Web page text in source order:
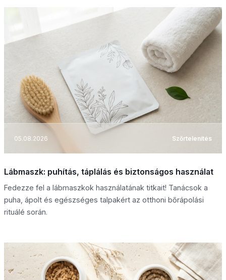
05.08.2026 Szőrtelenítés
Lábmaszk: puhítás, táplálás és biztonságos használat
Fedezze fel a lábmaszkok használatának titkait! Tanácsok a
puha, ápolt és egészséges talpakért az otthoni bőrápolási
rituálé során.